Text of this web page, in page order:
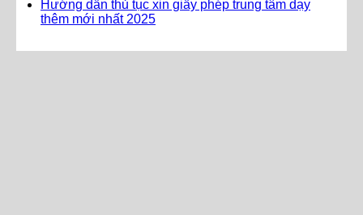
Hướng dẫn thủ tục xin giấy phép trung tâm dạy
thêm mới nhất 2025